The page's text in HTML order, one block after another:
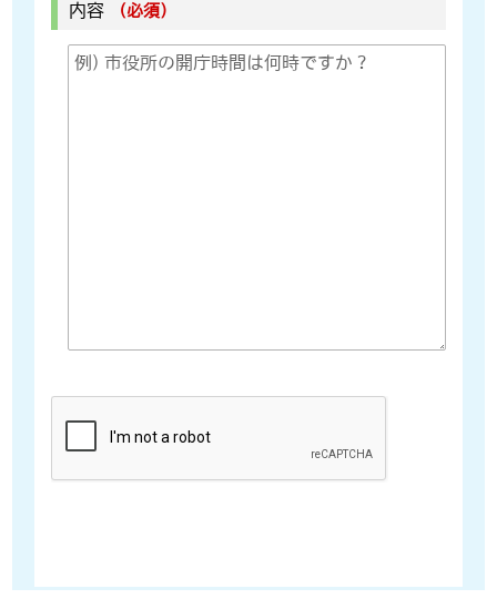
内容 （必須）